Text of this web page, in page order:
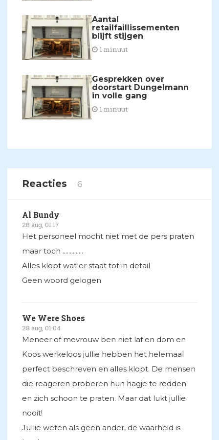
Aantal
retailfaillissementen
blijft stijgen
1 minuut
Gesprekken over
doorstart Dungelmann
in volle gang
1 minuut
Reacties 6
Al Bundy
28 aug, 01:17
Het personeel mocht niet met de pers praten
maar toch ..............
Alles klopt wat er staat tot in detail
Geen woord gelogen
We Were Shoes
28 aug, 01:04
Meneer of mevrouw ben niet laf en dom en
Koos werkeloos jullie hebben het helemaal
perfect beschreven en alles klopt. De mensen
die reageren proberen hun hagje te redden
en zich schoon te praten. Maar dat lukt jullie
nooit!
Jullie weten als geen ander, de waarheid is